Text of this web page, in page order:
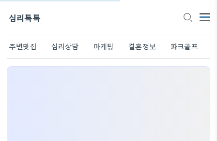
심리톡톡
주변맛집 심리상담 마케팅 결혼정보 파크골프